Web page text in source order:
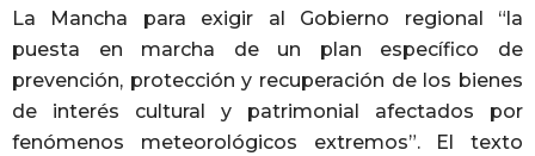
La Mancha para exigir al Gobierno regional “la
puesta en marcha de un plan específico de
prevención, protección y recuperación de los bienes
de interés cultural y patrimonial afectados por
fenómenos meteorológicos extremos”. El texto